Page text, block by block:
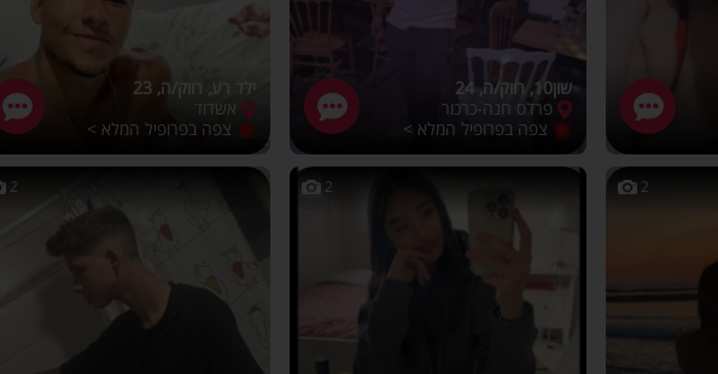
שון10, רווק/ה, 24
פרדס חנה-כרכור
צפה בפרופיל המלא >
ילד רע, רווק/ה, 23
אשדוד
צפה בפרופיל המלא >
2
2
2